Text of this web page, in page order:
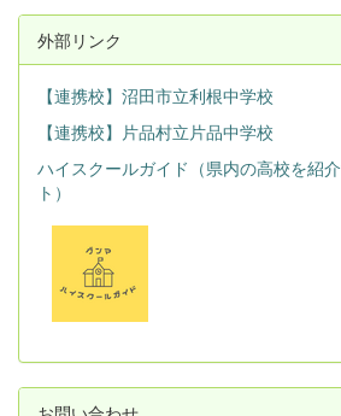
外部リンク
【連携校】沼田市立利根中学校
【連携校】片品村立片品中学校
ハイスクールガイド（県内の高校を紹
ト）